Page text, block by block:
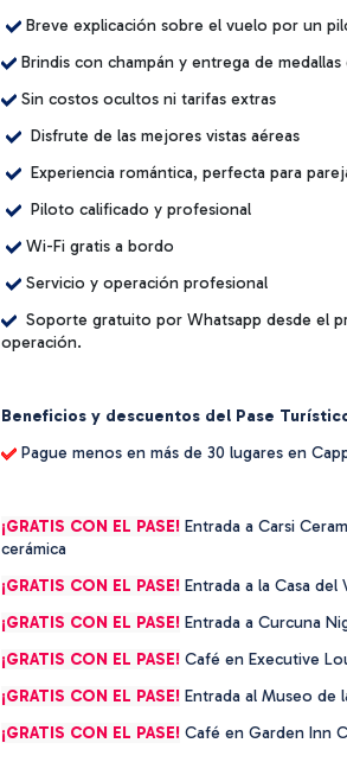
Breve explicación sobre el vuelo por un
Brindis con champán y entrega de medallas
Sin costos ocultos ni tarifas extras
Disfrute de las mejores vistas aéreas
Experiencia romántica, perfecta para
Piloto calificado y profesional
Wi-Fi gratis a bordo
Servicio y operación profesional
Soporte gratuito por Whatsapp desde el
operación.
Beneficios y descuentos del Pase
Pague menos en más de 30 lugares en
¡GRATIS CON EL PASE! Entrada a Carsi
cerámica
¡GRATIS CON EL PASE! Entrada a la Casa
¡GRATIS CON EL PASE! Entrada a Curcuna
¡GRATIS CON EL PASE! Café en Executive
¡GRATIS CON EL PASE! Entrada al Museo de
¡GRATIS CON EL PASE! Café en Garden Inn